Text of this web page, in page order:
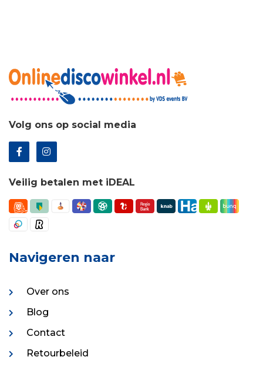
Volg ons op social media
Veilig betalen met iDEAL
Navigeren naar
Over ons
Blog
Contact
Retourbeleid